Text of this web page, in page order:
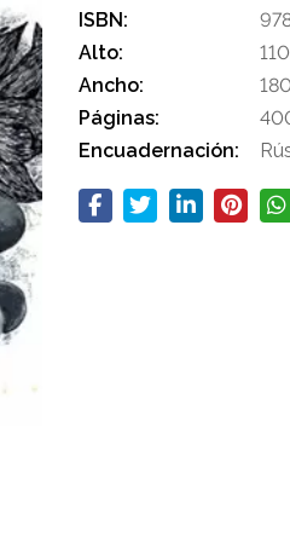
ISBN:
Alto:
Ancho:
Páginas:
Encuadernación: